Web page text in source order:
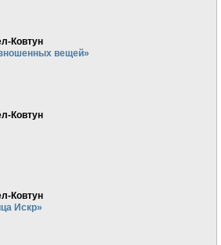
Ковтун
вещей»
Ковтун
Ковтун
Искр»